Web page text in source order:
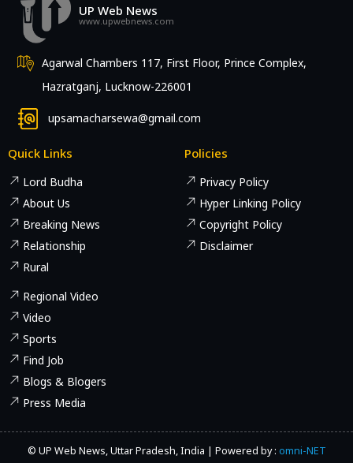
UP Web News
www.upwebnews.com
Agarwal Chambers 117, First Floor, Prince Complex,
Hazratganj, Lucknow-226001
upsamacharsewa@gmail.com
Quick Links
Lord Budha
About Us
Breaking News
Relationship
Rural
Regional Video
Video
Sports
Find Job
Blogs & Blogers
Press Media
Policies
Privacy Policy
Hyper Linking Policy
Copyright Policy
Disclaimer
© UP Web News, Uttar Pradesh, India | Powered by : omni-NET